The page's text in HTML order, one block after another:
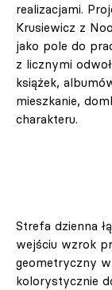
realizacjami.
Krusiewicz z
jako pole do
z licznymi
książek,
mieszkanie,
charakteru.
Strefa dzienna
wejściu wzrok
geometryczny
kolorystycznie